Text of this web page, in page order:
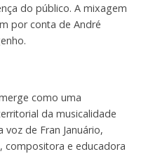
do público. A mixagem
por conta de André
como uma
da musicalidade
voz de Fran Januário,
compositora e educadora